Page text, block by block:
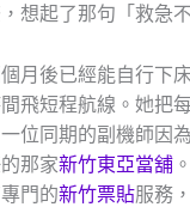
想起了那句「救急
月後已經能自行下
飛短程航線。她把
位同期的副機師因
那家新竹東亞當舖
門的新竹票貼服務